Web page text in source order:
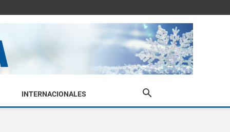
INTERNACIONALES